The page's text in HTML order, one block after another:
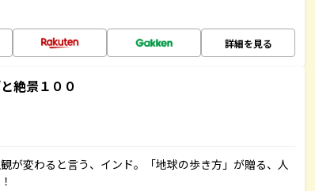
詳細を見る
絶景１００
が変わると言う、インド。「地球の歩き方」が贈る、人